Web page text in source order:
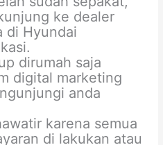
ke dealer
di Hyundai
dirumah saja
digital marketing
anda
karena semua
di lakukan atau